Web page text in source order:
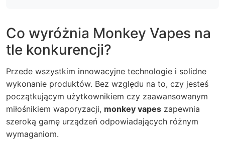
Co wyróżnia Monkey Vapes na
tle konkurencji?
Przede wszystkim innowacyjne technologie i solidne
wykonanie produktów. Bez względu na to, czy jesteś
początkującym użytkownikiem czy zaawansowanym
miłośnikiem waporyzacji, monkey vapes zapewnia
szeroką gamę urządzeń odpowiadających różnym
wymaganiom.